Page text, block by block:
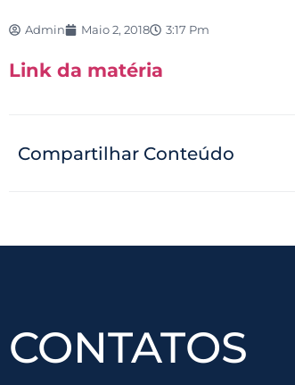
Admin Maio 2, 2018 3:17 Pm
Link da matéria
Compartilhar Conteúdo
CONTATOS